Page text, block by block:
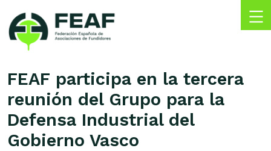
content
Española
de
Asociaciones
de
Fundidores
FEAF participa en la tercera
reunión del Grupo para la
Defensa Industrial del
Gobierno Vasco